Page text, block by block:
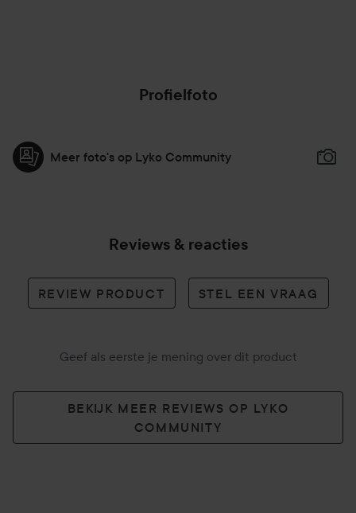
Profielfoto
Meer foto's op Lyko Community
Reviews & reacties
REVIEW PRODUCT STEL EEN VRAAG
Geef als eerste je mening over dit product
BEKIJK MEER REVIEWS OP LYKO
COMMUNITY